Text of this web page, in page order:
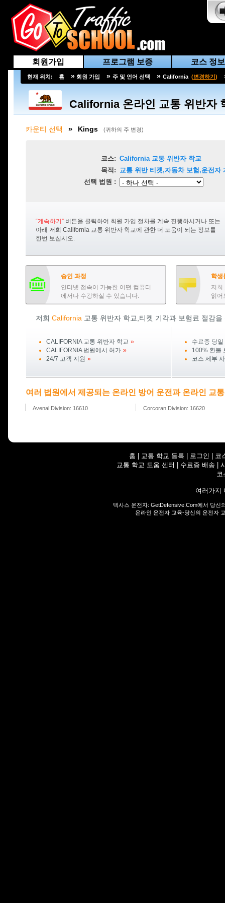
회원가입 프로그램 보증 코스 정보
현재 위치: 홈 » 회원 가입 » 주 및 언어 선택 » California (변경하기)
California온라인 교통 위반자
카운티 선택 » Kings (귀하의 주 변경)
코스:
목적:
선택 법원 :
California교통 위반자 학교
교통 위반 티켓,자동차 보험,운전자
“계속하기” 버튼을 클릭하여 회원 가입 절차를 계속 진행하시거나 또는
아래 저희 California 교통 위반자 학교에 관한 더 도움이 되는 정보를
한번 보십시오.
승인 과정
인터넷 접속이 가능한 어떤 컴퓨터
에서나 수강하실 수 있습니다.
학생
저희
읽어
저희 California 교통 위반자 학교,티켓 기각과 보험료 절감
CALIFORNIA교통 위반자 학교 »
CALIFORNIA법원에서 허가 »
24/7 고객 지원 »
수료증 당일
100% 환불
코스 세부
여러 법원에서 제공되는 온라인 방어 운전과 온라인 교
Avenal Division: 16610 Corcoran Division: 16620
홈 교통 학교 등록 로그인
코
교통 학교 도움 센터
수료증 배송
여러가지
텍사스 운전자: GetDefensive.Com에서 당신
온라인 운전자 교육-당신의 운전자